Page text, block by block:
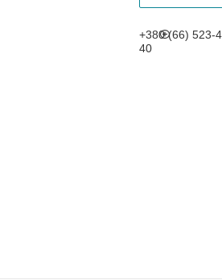
+380 (66) 523-
40